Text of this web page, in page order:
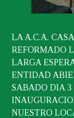
LA A.C.A.
REFORMADO
LARGA
ENTIDAD
SABADO DIA
NUESTRO